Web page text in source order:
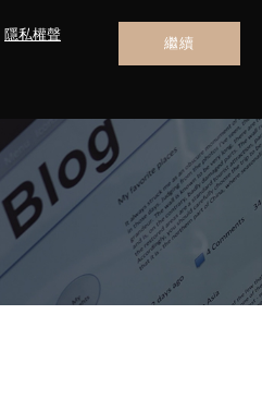
隱私權聲
繼續